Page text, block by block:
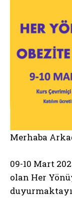
Merhaba
09-10 Mart
olan Her